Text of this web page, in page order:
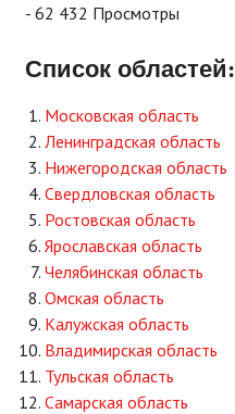
- 62 432 Просмотры
Список областей:
Московская область
Ленинградская область
Нижегородская область
Свердловская область
Ростовская область
Ярославская область
Челябинская область
Омская область
Калужская область
Владимирская область
Тульская область
Самарская область